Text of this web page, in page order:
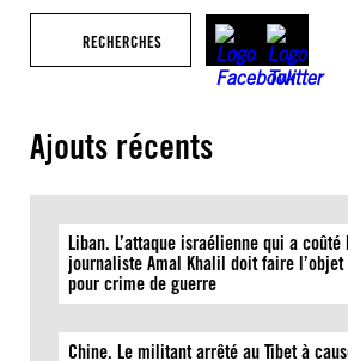
RECHERCHES
Ajouts récents
Liban. L’attaque israélienne qui a
journaliste Amal Khalil doit faire l’objet
pour crime de guerre
Chine. Le militant arrêté au Tibet à